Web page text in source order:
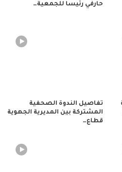
حارفي رئيسا للجمعية…
تفاصيل الندوة الصحفية
المشتركة بين المديرية الجهوية
قطاع…